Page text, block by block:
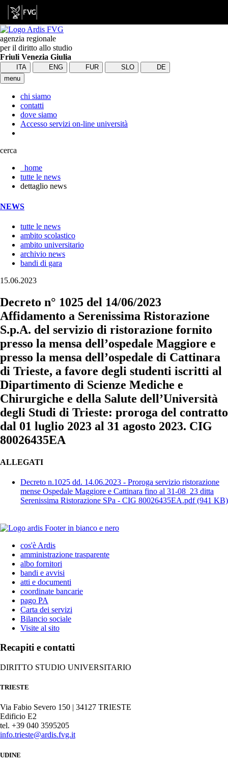
agenzia regionale
per il diritto allo studio
Friuli Venezia Giulia
ITA ENG FUR SLO
DE
menu
chi siamo
contatti
dove siamo
Accesso servizi on-line università
cerca
home
tutte le news
dettaglio news
NEWS
tutte le news
ambito scolastico
ambito universitario
archivio news
bandi di gara
15.06.2023
Decreto n° 1025 del 14/06/2023
Affidamento a Serenissima Ristorazione
S.p.A. del servizio di ristorazione fornito
presso la mensa dell’ospedale Maggiore e
presso la mensa dell’ospedale di Cattinara
di Trieste, a favore degli studenti iscritti al
Dipartimento di Scienze Mediche e
Chirurgiche e della Salute dell’Università
degli Studi di Trieste: proroga del contratto
dal 01 luglio 2023 al 31 agosto 2023. CIG
80026435EA
ALLEGATI
Decreto n.1025 dd. 14.06.2023 - Proroga servizio ristorazione
mense Ospedale Maggiore e Cattinara fino al 31-08_23 ditta
Serenissima Ristorazione SPa - CIG 80026435EA.pdf(941 KB)
cos'è Ardis
amministrazione trasparente
albo fornitori
bandi e avvisi
atti e documenti
coordinate bancarie
pago PA
Carta dei servizi
Bilancio sociale
Visite al sito
Recapiti e contatti
DIRITTO STUDIO UNIVERSITARIO
TRIESTE
Via Fabio Severo 150 | 34127 TRIESTE
Edificio E2
tel. +39 040 3595205
info.trieste@ardis.fvg.it
UDINE